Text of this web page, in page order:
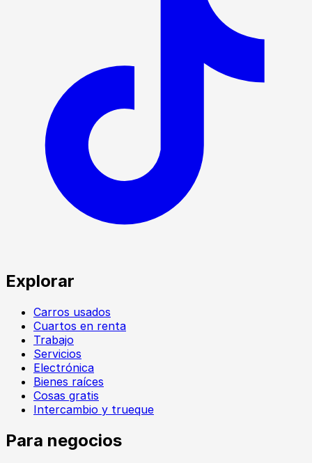
Explorar
Carros usados
Cuartos en renta
Trabajo
Servicios
Electrónica
Bienes raíces
Cosas gratis
Intercambio y trueque
Para negocios